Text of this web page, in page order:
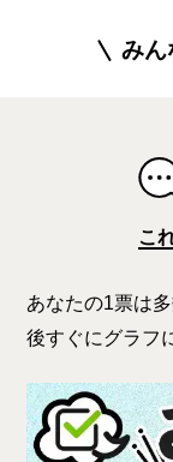
みん
こ
あなたの1票は
後すぐにグラフ